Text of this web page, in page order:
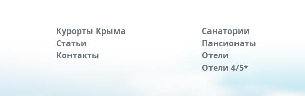
Курорты Крыма
Статьи
Контакты
Санатории
Пансионаты
Отели
Отели 4/5*